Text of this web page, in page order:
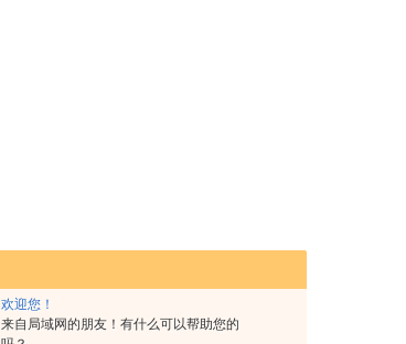
欢迎您！
来自局域网的朋友！有什么可以帮助您的